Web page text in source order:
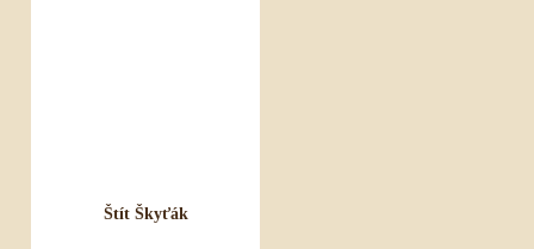
Štít Škyťák